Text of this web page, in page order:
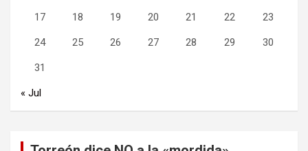
17 18 19 20 21 22 23
24 25 26 27 28 29 30
31
« Jul